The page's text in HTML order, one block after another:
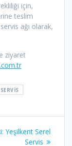
için,
teslim
ağı olarak,
ziyaret
Sonraki
Yeşilkent Serel
Servis